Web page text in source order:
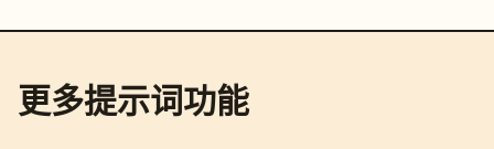
更多提示词功能